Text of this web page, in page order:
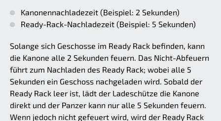
Kanonennachladezeit (Beispiel: 2 Sekunden)
Ready-Rack-Nachladezeit (Beispiel: 5 Sekunden)
Solange sich Geschosse im Ready Rack befinden, kann
die Kanone alle 2 Sekunden feuern. Das Nicht-Abfeuern
führt zum Nachladen des Ready Rack; wobei alle 5
Sekunden ein Geschoss nachgeladen wird. Sobald der
Ready Rack leer ist, lädt der Ladeschütze die Kanone
direkt und der Panzer kann nur alle 5 Sekunden feuern.
Wenn jedoch nicht gefeuert wird, wird der Ready Rack